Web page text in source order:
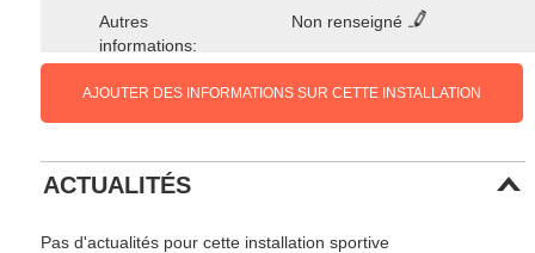
Autres
informations:
Non renseigné
AJOUTER DES INFORMATIONS SUR CETTE INSTALLATION
ACTUALITÉS
Pas d'actualités pour cette installation sportive